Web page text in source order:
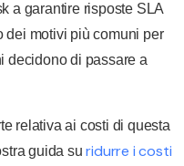
a garantire risposte SLA
dei motivi più comuni per
decidono di passare a
relativa ai costi di questa
guida suridurre i costi